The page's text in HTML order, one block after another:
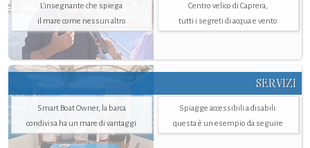
L'insegnante che spiega
il mare come nessun altro
Centro velico di Caprera,
tutti i segreti di acqua e vento
SERVIZI
Smart Boat Owner, la barca
condivisa ha un mare di vantaggi
Spiagge accessibili a disabili:
questa è un esempio da seguire